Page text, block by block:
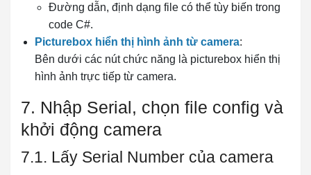
Đường dẫn, định dạng file có thể tùy biến trong
code C#.
Picturebox hiển thị hình ảnh từ camera:
Bên dưới các nút chức năng là picturebox hiển thị
hình ảnh trực tiếp từ camera.
7. Nhập Serial, chọn file config và
khởi động camera
7.1. Lấy Serial Number của camera